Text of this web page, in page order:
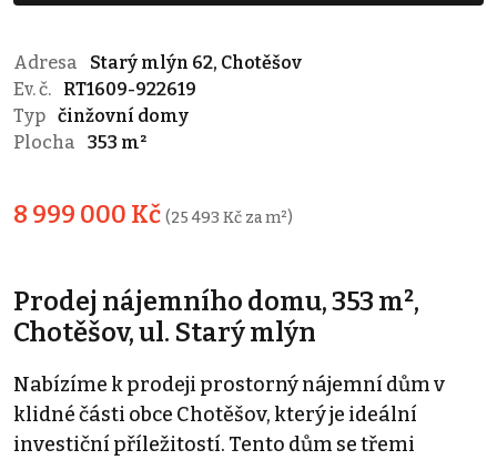
Adresa
Starý mlýn 62, Chotěšov
Ev. č.
RT1609-922619
Typ činžovní domy
Plocha
353 m²
8 999 000 Kč (25 493 Kč za m²)
Prodej nájemního domu, 353 m²,
Chotěšov, ul. Starý mlýn
Nabízíme k prodeji prostorný nájemní dům v
klidné části obce Chotěšov, který je ideální
investiční příležitostí. Tento dům se třemi